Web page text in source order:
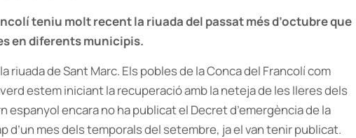
teniu molt recent la riuada del passat més d’octubre que
en diferents municipis.
riuada de Sant Marc. Els pobles de la Conca del Francolí com
estem iniciant la recuperació amb la neteja de les lleres dels
espanyol encara no ha publicat el Decret d’emergència de la
d’un mes dels temporals del setembre, ja el van tenir publicat.